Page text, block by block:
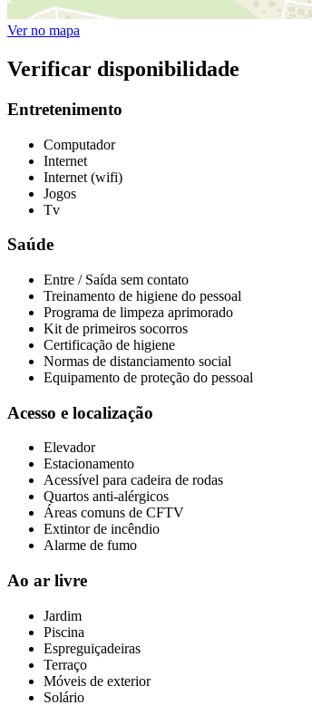
Ver no mapa
Verificar disponibilidade
Entretenimento
Computador
Internet
Internet (wifi)
Jogos
Tv
Saúde
Entre / Saída sem contato
Treinamento de higiene do pessoal
Programa de limpeza aprimorado
Kit de primeiros socorros
Certificação de higiene
Normas de distanciamento social
Equipamento de proteção do pessoal
Acesso e localização
Elevador
Estacionamento
Acessível para cadeira de rodas
Quartos anti-alérgicos
Áreas comuns de CFTV
Extintor de incêndio
Alarme de fumo
Ao ar livre
Jardim
Piscina
Espreguiçadeiras
Terraço
Móveis de exterior
Solário